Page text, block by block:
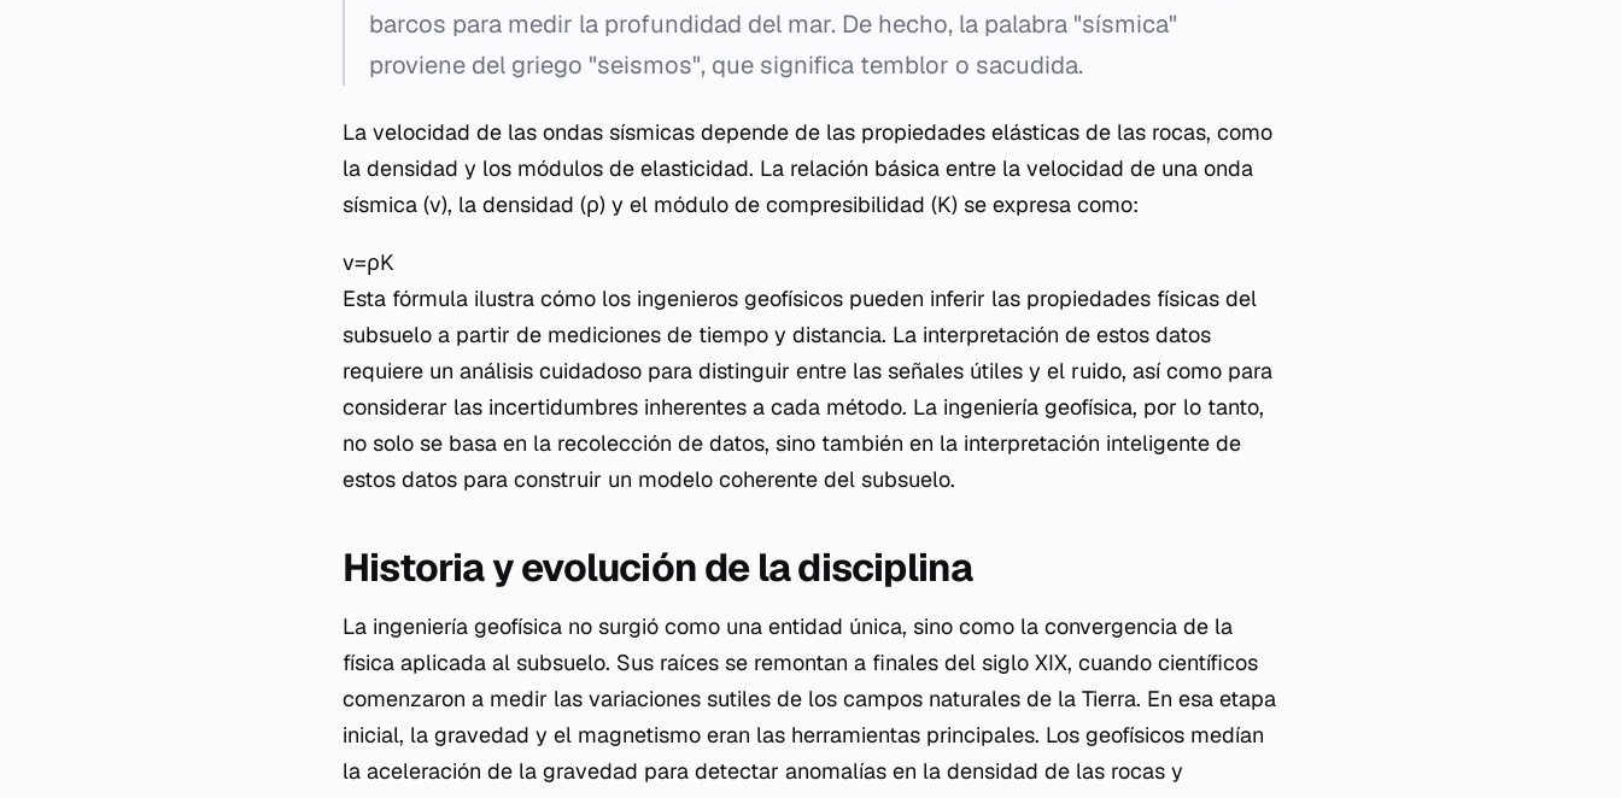
barcos para medir la profundidad del mar. De hecho, la palabra "sísmica"
proviene del griego "seismos", que significa temblor o sacudida.
La velocidad de las ondas sísmicas depende de las propiedades elásticas de las rocas, como
la densidad y los módulos de elasticidad. La relación básica entre la velocidad de una onda
sísmica (v), la densidad (ρ) y el módulo de compresibilidad (K) se expresa como:
v=ρK​​
Esta fórmula ilustra cómo los ingenieros geofísicos pueden inferir las propiedades físicas del
subsuelo a partir de mediciones de tiempo y distancia. La interpretación de estos datos
requiere un análisis cuidadoso para distinguir entre las señales útiles y el ruido, así como para
considerar las incertidumbres inherentes a cada método. La ingeniería geofísica, por lo tanto,
no solo se basa en la recolección de datos, sino también en la interpretación inteligente de
estos datos para construir un modelo coherente del subsuelo.
Historia y evolución de la disciplina
La ingeniería geofísica no surgió como una entidad única, sino como la convergencia de la
física aplicada al subsuelo. Sus raíces se remontan a finales del siglo XIX, cuando científicos
comenzaron a medir las variaciones sutiles de los campos naturales de la Tierra. En esa etapa
inicial, la gravedad y el magnetismo eran las herramientas principales. Los geofísicos medían
la aceleración de la gravedad para detectar anomalías en la densidad de las rocas y